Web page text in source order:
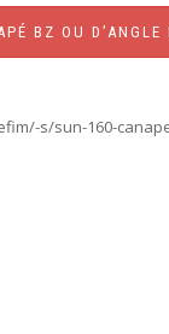
BZ OU
s/sun-160-